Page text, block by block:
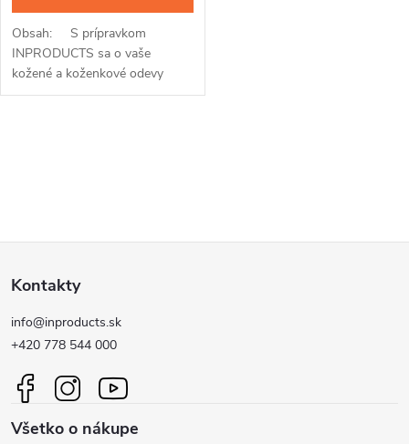
Obsah: S prípravkom
INPRODUCTS sa o vaše
kožené a koženkové odevy
perfektne postaráte. Vďaka
d
a
c
á
p
ä
Kontakty
info@inproducts.sk
+420 778 544 000
Všetko o nákupe